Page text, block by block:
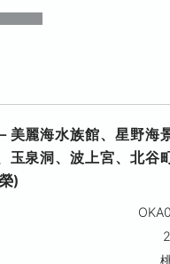
美麗海水族館、星野海
玉泉洞、波上宮、北谷
)